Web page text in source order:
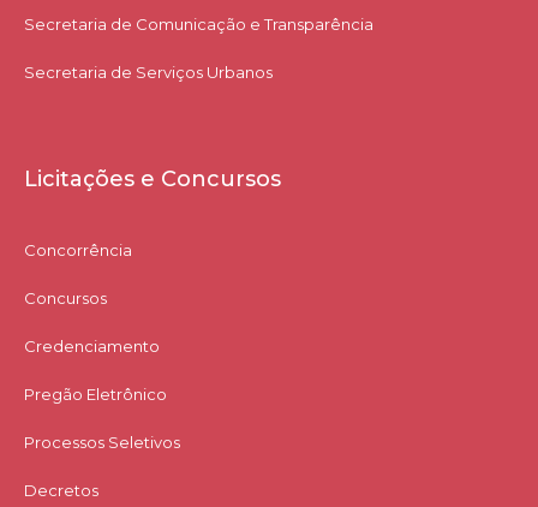
Secretaria de Comunicação e Transparência
Secretaria de Serviços Urbanos
Licitações e Concursos
Concorrência
Concursos
Credenciamento
Pregão Eletrônico
Processos Seletivos
Decretos